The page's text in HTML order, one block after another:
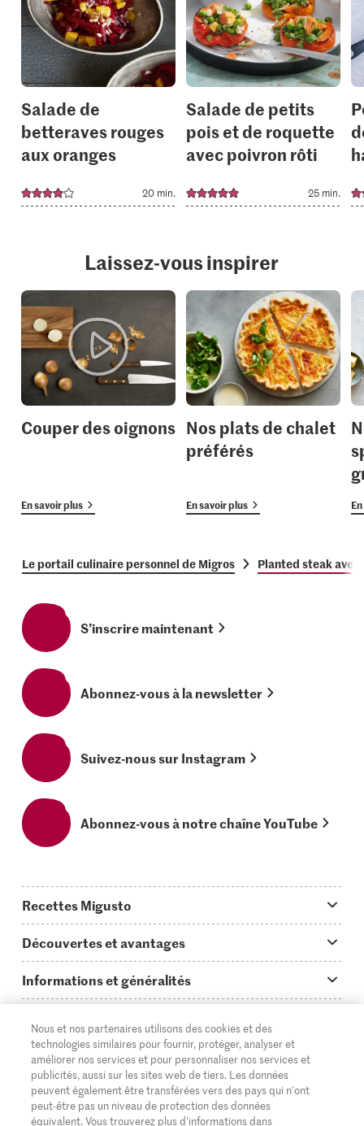
it
to
your
collections.
Salade de
betteraves rouges
aux oranges
20 min.
to
your
Salade de petits
pois et de roquette
avec poivron rôti
25 min.
Laissez-vous inspirer
Couper des oignons
En savoir plus
Nos plats de chalet
préférés
En savoir plus
Le portail culinaire personnel de Migros Planted steak avec
S’inscrire maintenant
Abonnez-vous à la newsletter
Suivez-nous sur Instagram
Abonnez-vous à notre chaîne YouTube
Recettes Migusto
Idées de menus
Plats principaux
Simple & vite prêt
Apéritif
Préparations au four
Découvertes et avantages
On en parle...
Tutoriels
Glossaire des ingrédients
Login Migusto
Informations et généralités
Questions concernant Migusto
Cuisiner avec Migusto
Service clientèle & contact
Publicité
Supermarché
Migros Online
À propos de Migros
DE FR IT
Nous et nos partenaires utilisons des cookies et des
technologies similaires pour fournir, protéger, analyser et
améliorer nos services et pour personnaliser nos services et
publicités, aussi sur les sites web de tiers. Les données
peuvent également être transférées vers des pays qui n'ont
peut-être pas un niveau de protection des données
équivalent. Vous trouverez plus d'informations dans